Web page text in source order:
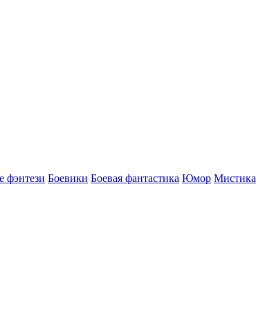
фэнтези Боевики Боевая фантастика Юмор Мистика